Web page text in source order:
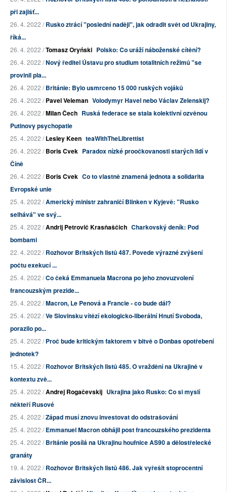
při zajišť...
26. 4. 2022 /Rusko ztrácí "poslední naději", jak odradit svět od Ukrajiny,
říká...
26. 4. 2022 /Tomasz Oryński Polsko: Co uráží náboženské cítění?
26. 4. 2022 /Nový ředitel Ústavu pro studium totalitních režimů "se
provinil pla...
26. 4. 2022 /Británie: Bylo usmrceno 15 000 ruských vojáků
26. 4. 2022 /Pavel Veleman Volodymyr Havel nebo Václav Zelenskij?
26. 4. 2022 /Milan Čech Ruská federace se stala kolektivní ozvěnou
Putinovy psychopatie
25. 4. 2022 /Lesley Keen teaWithTheLibrettist
26. 4. 2022 /Boris Cvek Paradox nízké proočkovanosti starých lidí v
Číně
26. 4. 2022 /Boris Cvek Co to vlastně znamená jednota a solidarita
Evropské unie
25. 4. 2022 /Americký ministr zahraničí Blinken v Kyjevě: "Rusko
selhává" ve svý...
25. 4. 2022 /Andrij Petrovič Krasňaščich Charkovský deník: Pod
bombami
22. 4. 2022 /Rozhovor Britských listů 487. Povede výrazné zvýšení
počtu exekucí ...
25. 4. 2022 /Co čeká Emmanuela Macrona po jeho znovuzvolení
francouzským prezide...
25. 4. 2022 /Macron, Le Penová a Francie - co bude dál?
25. 4. 2022 /Ve Slovinsku vítězí ekologicko-liberální Hnutí Svoboda,
porazilo po...
25. 4. 2022 /Proč bude kritickým faktorem v bitvě o Donbas opotřebení
jednotek?
15. 4. 2022 /Rozhovor Britských listů 485. O vraždění na Ukrajině v
kontextu zvě...
25. 4. 2022 /Andrej Rogačevskij Ukrajina jako Rusko: Co si myslí
někteří Rusové
25. 4. 2022 /Západ musí znovu investovat do odstrašování
25. 4. 2022 /Emmanuel Macron obhájil post francouzského prezidenta
25. 4. 2022 /Británie posílá na Ukrajinu houfnice AS90 a dělostřelecké
granáty
19. 4. 2022 /Rozhovor Britských listů 486. Jak vyřešit stoprocentní
závislost ČR...